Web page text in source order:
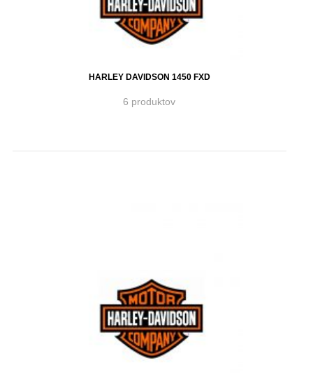
HARLEY DAVIDSON 1450 FXD
6 produktov